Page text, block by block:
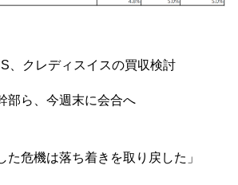
、クレディスイスの買収検討
部ら、今週末に会合へ
危機は落ち着きを取り戻した」